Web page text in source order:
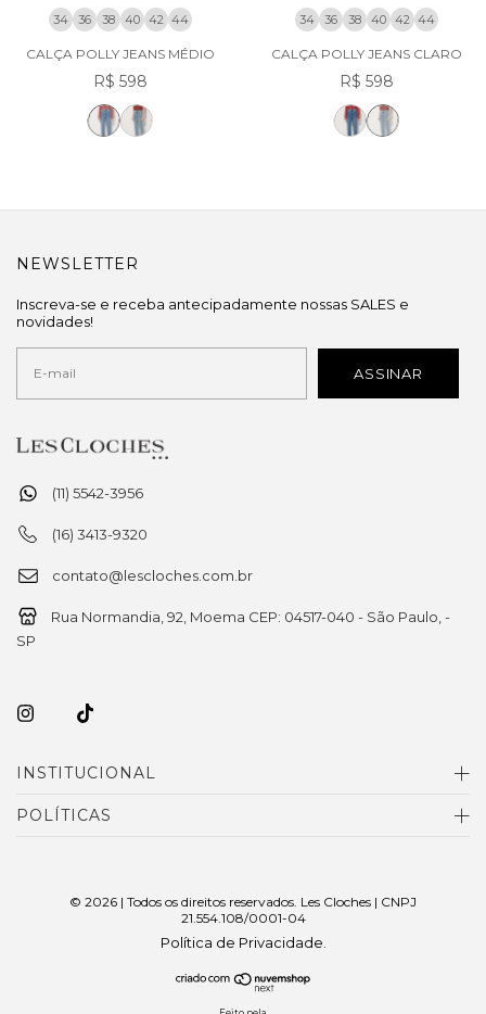
34 36 38 40 42 44
CALÇA POLLY JEANS MÉDIO
R$ 598
34 36 38 40 42 44
CALÇA POLLY JEANS CLARO
R$ 598
(11) 5542-3956
(16) 3413-9320
contato@lescloches.com.br
Rua Normandia, 92, Moema CEP: 04517-040 - São Paulo, -
SP
INSTITUCIONAL
POLÍTICAS
NEWSLETTER
Inscreva-se e receba antecipadamente nossas SALES e
novidades!
© 2026 | Todos os direitos reservados. Les Cloches | CNPJ
21.554.108/0001-04
Política de Privacidade